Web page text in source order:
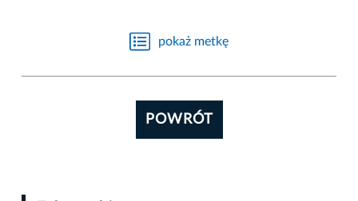
pokaż metkę
POWRÓT